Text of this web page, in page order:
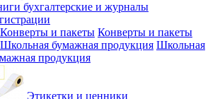
бухгалтерские и журналы
Конверты и пакеты
Школьная
продукция
Этикетки и ценники